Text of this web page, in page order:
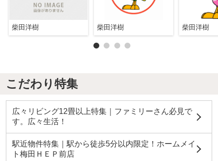
柴田洋樹 柴田洋樹 柴田洋樹
こだわり特集
広々リビング12畳以上特集｜ファミリーさん必見で
す。広々生活！
駅近物件特集｜駅から徒歩5分以内限定！ホームメイ
ト梅田ＨＥＰ前店